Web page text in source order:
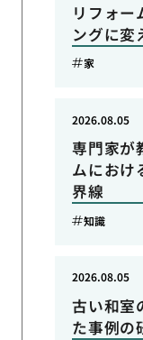
リフォー
ングに変
家
専門家が
ムにおけ
界線
2026.08.05
知識
古い和室
た事例の
2026.08.05